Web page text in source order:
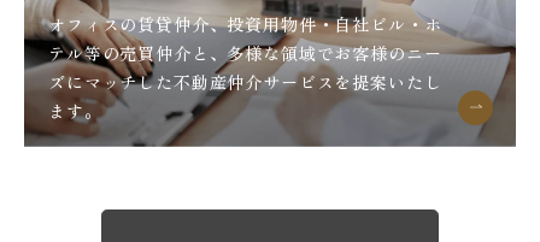
オフィスの賃貸仲介、投資用物件・自社ビル・ホ
テル等の売買仲介と、多様な領域でお客様のニー
ズにマッチした不動産仲介サービスを提案いたし
ます。